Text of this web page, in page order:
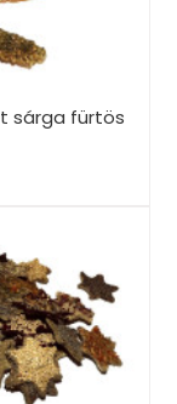
sárga fürtös